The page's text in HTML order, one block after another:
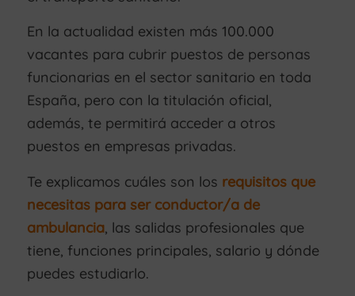
En la actualidad existen más 100.000
vacantes para cubrir puestos de personas
funcionarias en el sector sanitario en toda
España, pero con la titulación oficial,
además, te permitirá acceder a otros
puestos en empresas privadas.
Te explicamos cuáles son los requisitos que
necesitas para ser conductor/a de
ambulancia, las salidas profesionales que
tiene, funciones principales, salario y dónde
puedes estudiarlo.